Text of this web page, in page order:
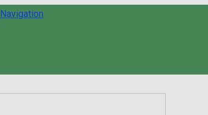
Navigation